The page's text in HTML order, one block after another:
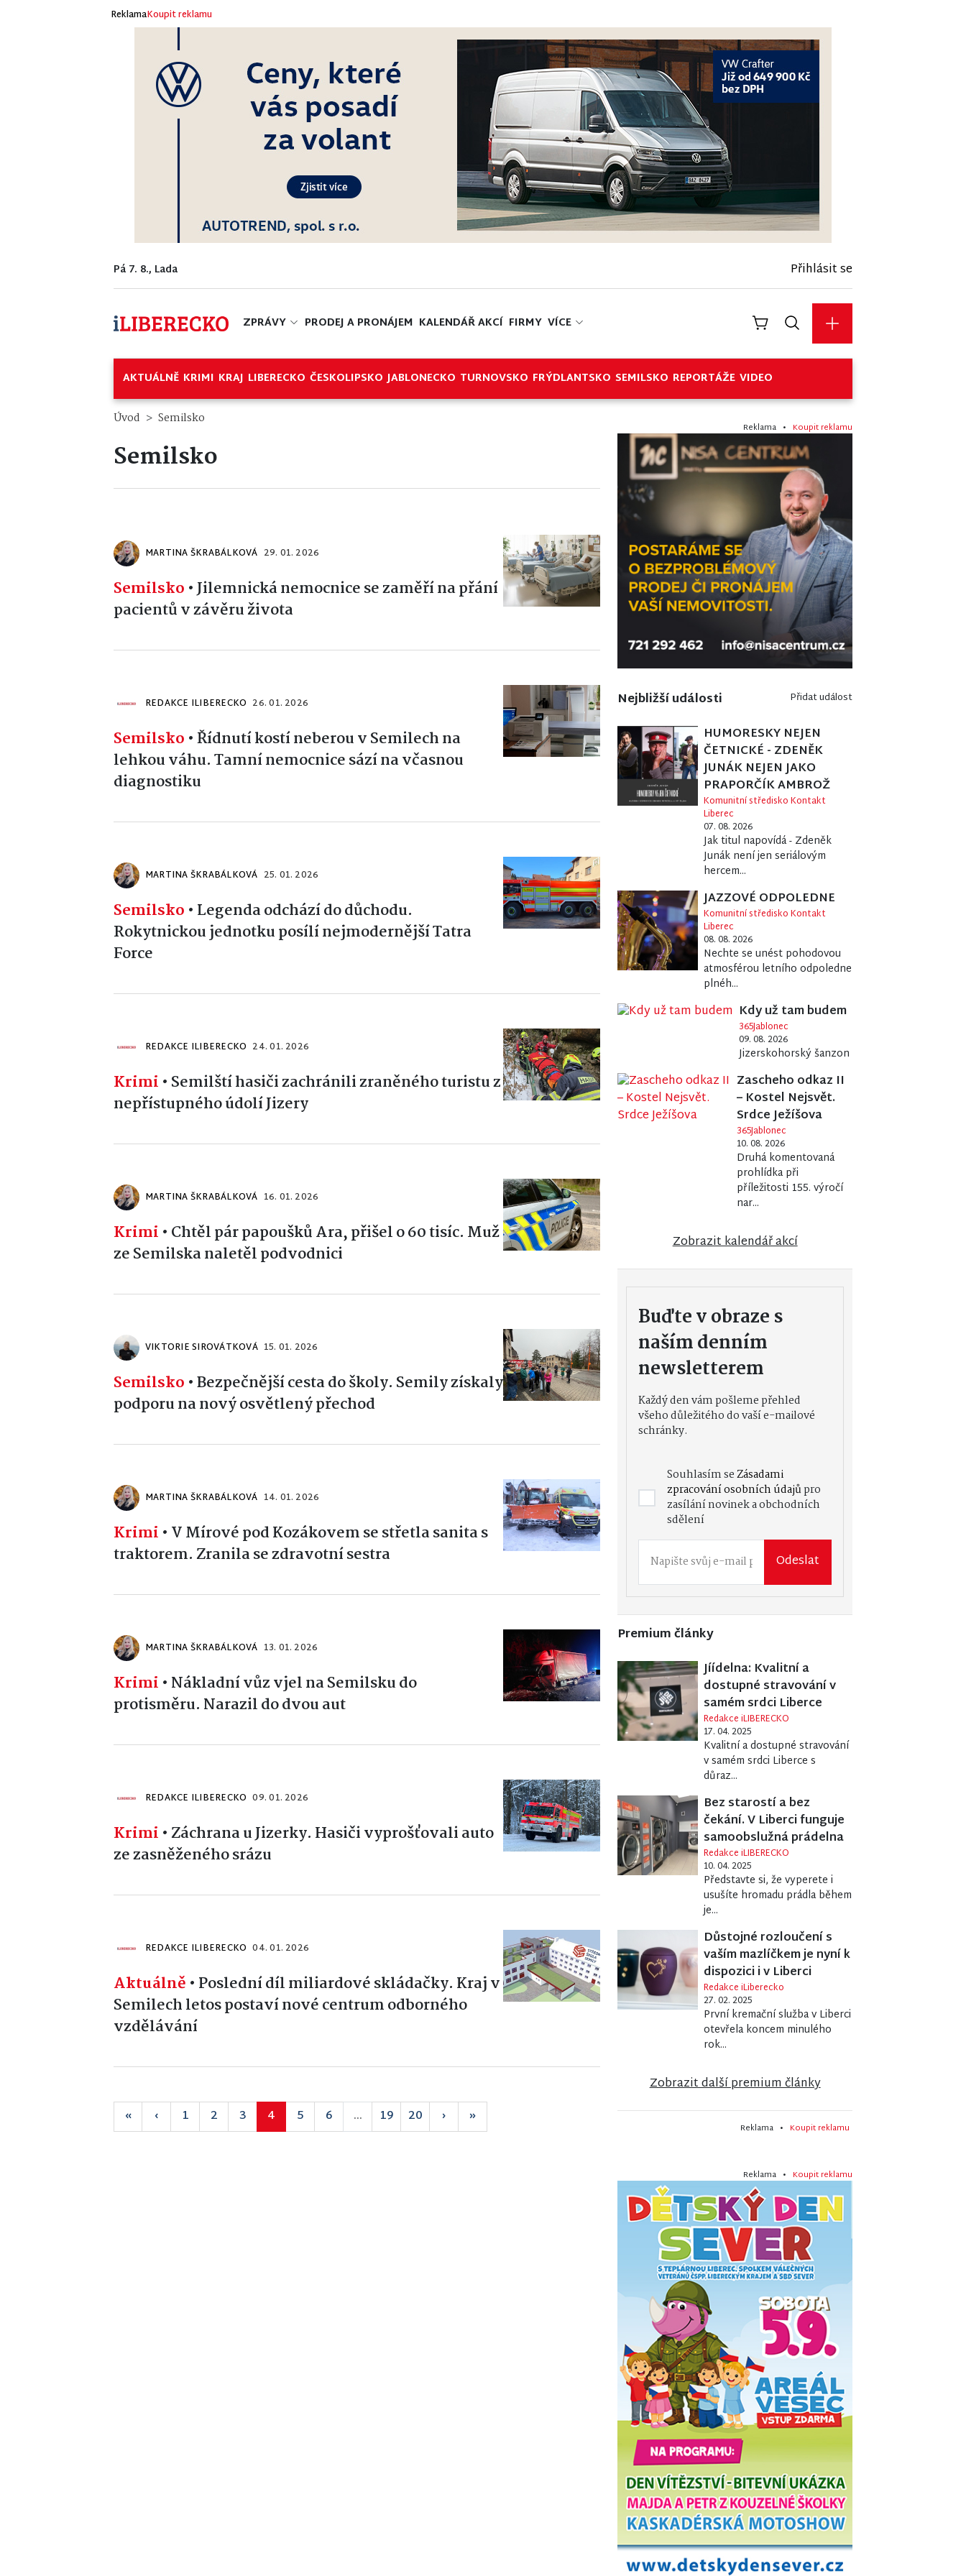
ReklamaKoupit reklamu
Pá 7. 8., Lada Přihlásit se
ZPRÁVY PRODEJ A PRONÁJEM KALENDÁŘ AKCÍ FIRMY VÍCE
AKTUÁLNĚ KRIMI KRAJ LIBERECKO ČESKOLIPSKO JABLONECKO TURNOVSKO FRÝDLANTSKO SEMILSKO REPORTÁŽE VIDEO
Úvod Semilsko
Semilsko
MARTINA ŠKRABÁLKOVÁ 29. 01. 2026
Semilsko •Jilemnická nemocnice se zaměří na přání
pacientů v závěru života
REDAKCE ILIBERECKO 26. 01. 2026
Semilsko •Řídnutí kostí neberou v Semilech na
lehkou váhu. Tamní nemocnice sází na včasnou
diagnostiku
MARTINA ŠKRABÁLKOVÁ 25. 01. 2026
Semilsko • Legenda odchází do důchodu.
Rokytnickou jednotku posílí nejmodernější Tatra
Force
REDAKCE ILIBERECKO 24. 01. 2026
Krimi • Semilští hasiči zachránili zraněného turistu z
nepřístupného údolí Jizery
MARTINA ŠKRABÁLKOVÁ 16. 01. 2026
Krimi • Chtěl pár papoušků Ara, přišel o 60 tisíc. Muž
ze Semilska naletěl podvodnici
VIKTORIE SIROVÁTKOVÁ 15. 01. 2026
Semilsko •Bezpečnější cesta do školy. Semily získaly
podporu na nový osvětlený přechod
MARTINA ŠKRABÁLKOVÁ 14. 01. 2026
Krimi • V Mírové pod Kozákovem se střetla sanita s
traktorem. Zranila se zdravotní sestra
MARTINA ŠKRABÁLKOVÁ 13. 01. 2026
Krimi • Nákladní vůz vjel na Semilsku do
protisměru. Narazil do dvou aut
REDAKCE ILIBERECKO 09. 01. 2026
Krimi • Záchrana u Jizerky. Hasiči vyprošťovali auto
ze zasněženého srázu
REDAKCE ILIBERECKO 04. 01. 2026
Aktuálně • Poslední díl miliardové skládačky. Kraj v
Semilech letos postaví nové centrum odborného
vzdělávání
« ‹ 1 2 3 4 5 6 ... 19 20 › »
Reklama • Koupit reklamu
Nejbližší události Přidat událost
HUMORESKY NEJEN
ČETNICKÉ - ZDENĚK
JUNÁK NEJEN JAKO
PRAPORČÍK AMBROŽ
Komunitní středisko Kontakt
Liberec
07. 08. 2026
Jak titul napovídá - Zdeněk
Junák není jen seriálovým
hercem...
JAZZOVÉ ODPOLEDNE
Komunitní středisko Kontakt
Liberec
08. 08. 2026
Nechte se unést pohodovou
atmosférou letního odpoledne
plnéh...
Kdy už tam budem
365Jablonec
09. 08. 2026
Jizerskohorský šanzon
Zascheho odkaz II
– Kostel Nejsvět.
Srdce Ježíšova
365Jablonec
10. 08. 2026
Druhá komentovaná
prohlídka při
příležitosti 155. výročí
nar...
Zobrazit kalendář akcí
Buďte v obraze s
naším denním
newsletterem
Každý den vám pošleme přehled
všeho důležitého do vaší e-mailové
schránky.
Souhlasím seZásadami
zpracování osobních údajůpro
zasílání novinek a obchodních
sdělení
Odeslat
Premium články
Jíídelna: Kvalitní a
dostupné stravování v
samém srdci Liberce
Redakce iLIBERECKO
17. 04. 2025
Kvalitní a dostupné stravování
v samém srdci Liberce s
důraz...
Bez starostí a bez
čekání. V Liberci funguje
samoobslužná prádelna
Redakce iLIBERECKO
10. 04. 2025
Představte si, že vyperete i
usušíte hromadu prádla během
je...
Důstojné rozloučení s
vaším mazlíčkem je nyní k
dispozici i v Liberci
Redakce iLiberecko
27. 02. 2025
První kremační služba v Liberci
otevřela koncem minulého
rok...
Zobrazit další premium články
Reklama • Koupit reklamu
Reklama • Koupit reklamu